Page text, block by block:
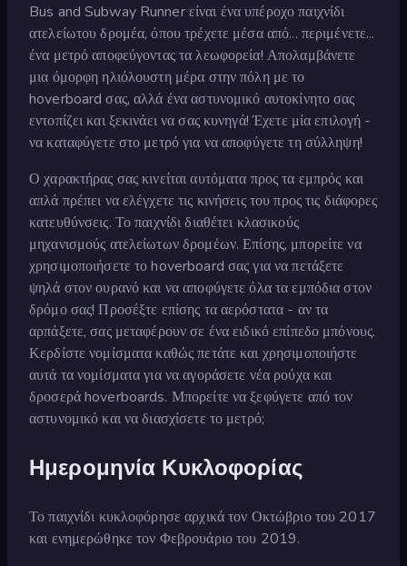
Bus and Subway Runner είναι ένα υπέροχο παιχνίδι
ατελείωτου δρομέα, όπου τρέχετε μέσα από... περιμένετε...
ένα μετρό αποφεύγοντας τα λεωφορεία! Απολαμβάνετε
μια όμορφη ηλιόλουστη μέρα στην πόλη με το
hoverboard σας, αλλά ένα αστυνομικό αυτοκίνητο σας
εντοπίζει και ξεκινάει να σας κυνηγά! Έχετε μία επιλογή -
να καταφύγετε στο μετρό για να αποφύγετε τη σύλληψη!
Ο χαρακτήρας σας κινείται αυτόματα προς τα εμπρός και
απλά πρέπει να ελέγχετε τις κινήσεις του προς τις διάφορες
κατευθύνσεις. Το παιχνίδι διαθέτει κλασικούς
μηχανισμούς ατελείωτων δρομέων. Επίσης, μπορείτε να
χρησιμοποιήσετε το hoverboard σας για να πετάξετε
ψηλά στον ουρανό και να αποφύγετε όλα τα εμπόδια στον
δρόμο σας! Προσέξτε επίσης τα αερόστατα - αν τα
αρπάξετε, σας μεταφέρουν σε ένα ειδικό επίπεδο μπόνους.
Κερδίστε νομίσματα καθώς πετάτε και χρησιμοποιήστε
αυτά τα νομίσματα για να αγοράσετε νέα ρούχα και
δροσερά hoverboards. Μπορείτε να ξεφύγετε από τον
αστυνομικό και να διασχίσετε το μετρό;
Ημερομηνία Κυκλοφορίας
Το παιχνίδι κυκλοφόρησε αρχικά τον Οκτώβριο του 2017
και ενημερώθηκε τον Φεβρουάριο του 2019.